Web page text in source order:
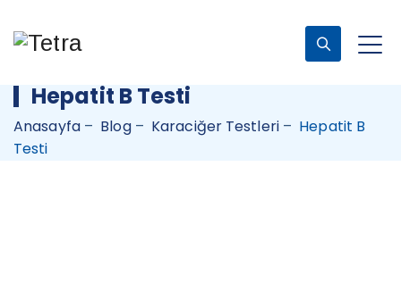
Hepatit B Testi
Anasayfa– Blog– Karaciğer Testleri– Hepatit B
Testi